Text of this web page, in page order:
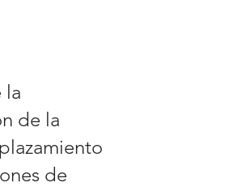
la
de la
de